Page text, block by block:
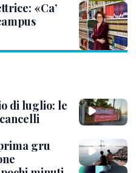
«Ca’
di luglio: le
gru